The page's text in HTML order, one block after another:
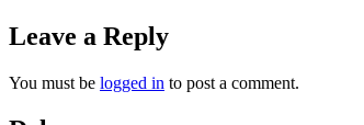
Leave a Reply
You must be logged in to post a comment.